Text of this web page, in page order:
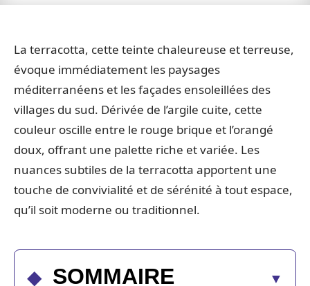
La terracotta, cette teinte chaleureuse et terreuse,
évoque immédiatement les paysages
méditerranéens et les façades ensoleillées des
villages du sud. Dérivée de l’argile cuite, cette
couleur oscille entre le rouge brique et l’orangé
doux, offrant une palette riche et variée. Les
nuances subtiles de la terracotta apportent une
touche de convivialité et de sérénité à tout espace,
qu’il soit moderne ou traditionnel.
SOMMAIRE